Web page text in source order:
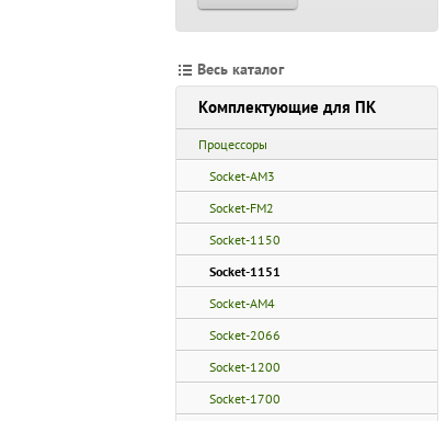
Весь каталог
Комплектующие для ПК
Процессоры
Socket-AM3
Socket-FM2
Socket-1150
Socket-1151
Socket-AM4
Socket-2066
Socket-1200
Socket-1700